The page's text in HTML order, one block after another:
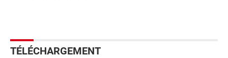
TÉLÉCHARGEMENT